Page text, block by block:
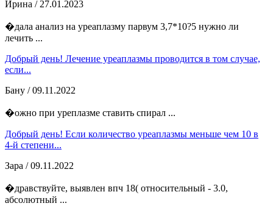
Ирина / 27.01.2023
�дала анализ на уреаплазму парвум 3,7*10?5 нужно ли
лечить ...
Добрый день! Лечение уреаплазмы проводится в том случае,
если...
Бану / 09.11.2022
�ожно при уреплазме ставить спирал ...
Добрый день! Если количество уреаплазмы меньше чем 10 в
4-й степени...
Зара / 09.11.2022
�дравствуйте, выявлен впч 18( относительный - 3.0,
абсолютный ...